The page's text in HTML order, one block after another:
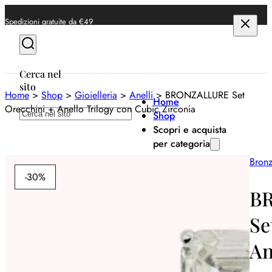
Spedizioni gratuite da €49
Cerca nel
sito
Cerca
Home
Shop
Scopri e acquista
per categoria
Orecchini
Orologi
Home> Shop > Gioielleria > Anelli> BRONZALLURE Set
Orecchini + Anello Trilogy con Cubic Zirconia
-30%